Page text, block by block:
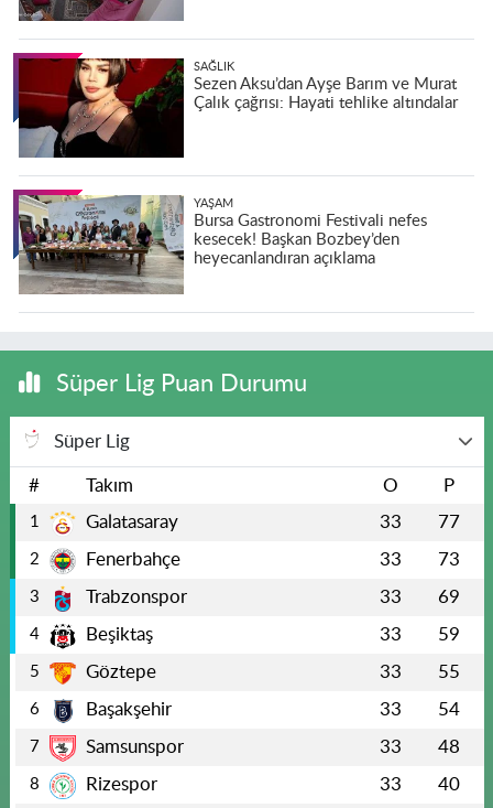
SAĞLIK
Sezen Aksu’dan Ayşe Barım ve Murat
Çalık çağrısı: Hayati tehlike altındalar
YAŞAM
Bursa Gastronomi Festivali nefes
kesecek! Başkan Bozbey’den
heyecanlandıran açıklama
Süper Lig Puan Durumu
Süper Lig
# Takım O P
1 Galatasaray 33 77
2 Fenerbahçe 33 73
3 Trabzonspor 33 69
4 Beşiktaş 33 59
5 Göztepe 33 55
6 Başakşehir 33 54
7 Samsunspor 33 48
8 Rizespor 33 40